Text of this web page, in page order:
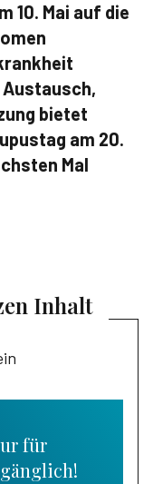
10. Mai auf die
bietet
am 20.
Mal
Inhalt
für